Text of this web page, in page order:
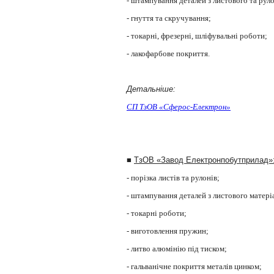
- гнуття та скручування;
- токарні, фрезерні, шліфувальні роботи;
- лакофарбове покриття.
Детальніше:
СП ТзОВ «Сферос-Електрон»
■ ТзОВ «Завод Електронпобутприлад»:
- порізка листів та рулонів;
- штампування деталей з листового
- токарні роботи;
- виготовлення пружин;
- литво алюмінію під тиском;
- гальванічне покриття металів цинком;